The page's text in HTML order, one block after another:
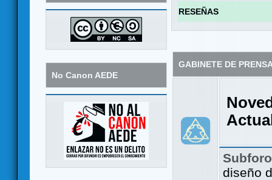
No Canon AEDE
RESEÑAS
GABINETE DE
diseño